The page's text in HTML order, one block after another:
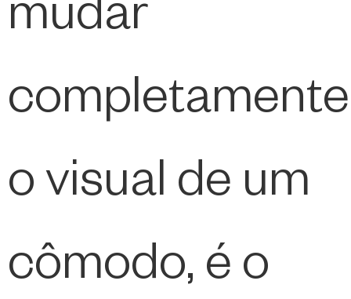
mudar
completamente
o visual de um
cômodo, é o